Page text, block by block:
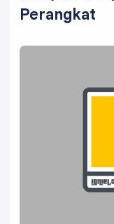
Perangkat